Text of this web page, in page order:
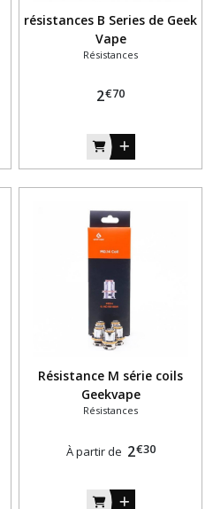
résistances B Series de Geek
Vape
Résistances
2€70
Résistance M série coils
Geekvape
Résistances
À partir de 2€30